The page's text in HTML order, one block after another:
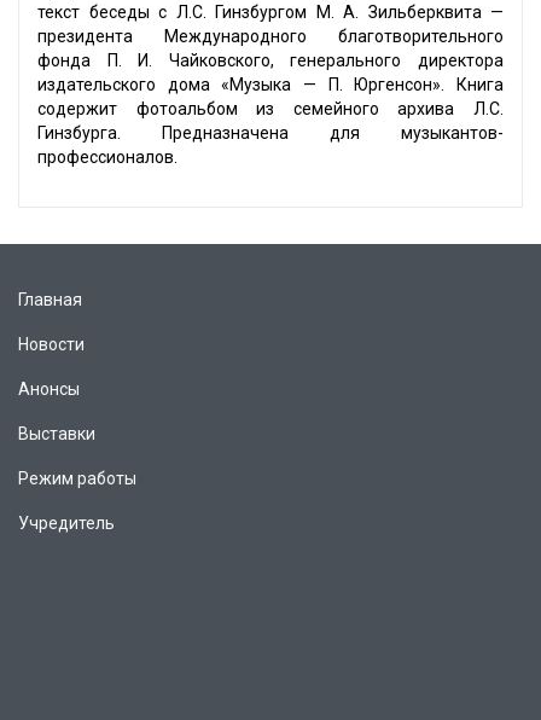
текст беседы с Л.С. Гинзбургом М. А. Зильберквита —
президента Международного благотворительного
фонда П. И. Чайковского, генерального директора
издательского дома «Музыка — П. Юргенсон». Книга
содержит фотоальбом из семейного архива Л.С.
Гинзбурга. Предназначена для музыкантов-
профессионалов.
Главная
Новости
Анонсы
Выставки
Режим работы
Учредитель